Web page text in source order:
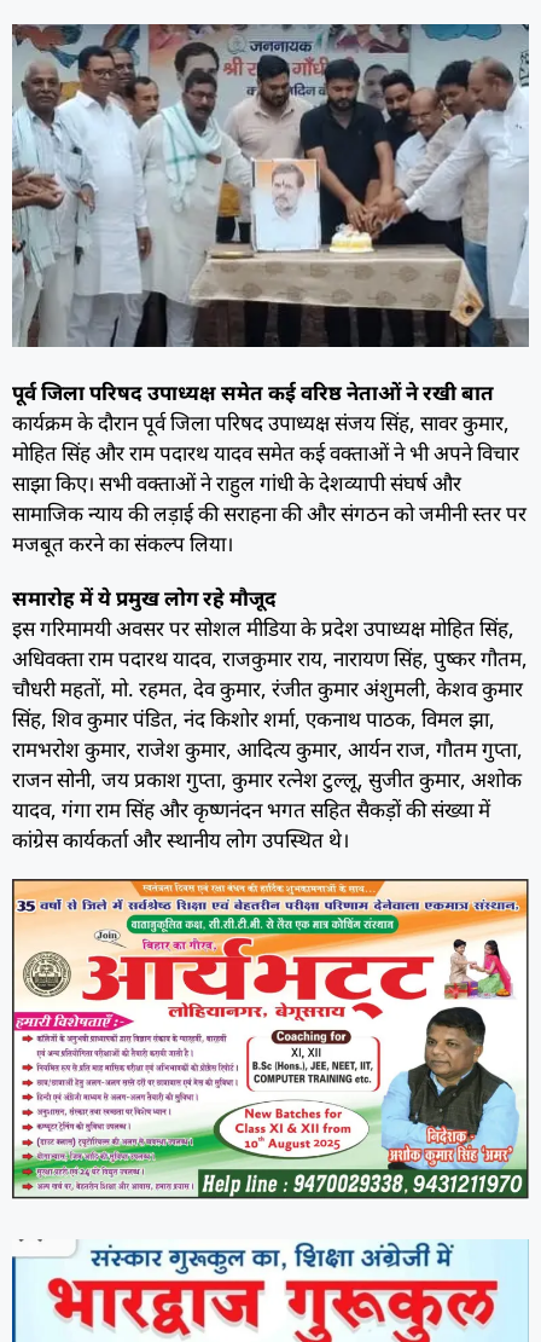
पूर्व जिला परिषद उपाध्यक्ष समेत कई वरिष्ठ नेताओं ने रखी बात
कार्यक्रम के दौरान पूर्व जिला परिषद उपाध्यक्ष संजय सिंह, सावर कुमार,
मोहित सिंह और राम पदारथ यादव समेत कई वक्ताओं ने भी अपने विचार
साझा किए। सभी वक्ताओं ने राहुल गांधी के देशव्यापी संघर्ष और
सामाजिक न्याय की लड़ाई की सराहना की और संगठन को जमीनी स्तर पर
मजबूत करने का संकल्प लिया।
समारोह में ये प्रमुख लोग रहे मौजूद
इस गरिमामयी अवसर पर सोशल मीडिया के प्रदेश उपाध्यक्ष मोहित सिंह,
अधिवक्ता राम पदारथ यादव, राजकुमार राय, नारायण सिंह, पुष्कर गौतम,
चौधरी महतों, मो. रहमत, देव कुमार, रंजीत कुमार अंशुमली, केशव कुमार
सिंह, शिव कुमार पंडित, नंद किशोर शर्मा, एकनाथ पाठक, विमल झा,
रामभरोश कुमार, राजेश कुमार, आदित्य कुमार, आर्यन राज, गौतम गुप्ता,
राजन सोनी, जय प्रकाश गुप्ता, कुमार रत्नेश टुल्लू, सुजीत कुमार, अशोक
यादव, गंगा राम सिंह और कृष्णनंदन भगत सहित सैकड़ों की संख्या में
कांग्रेस कार्यकर्ता और स्थानीय लोग उपस्थित थे।